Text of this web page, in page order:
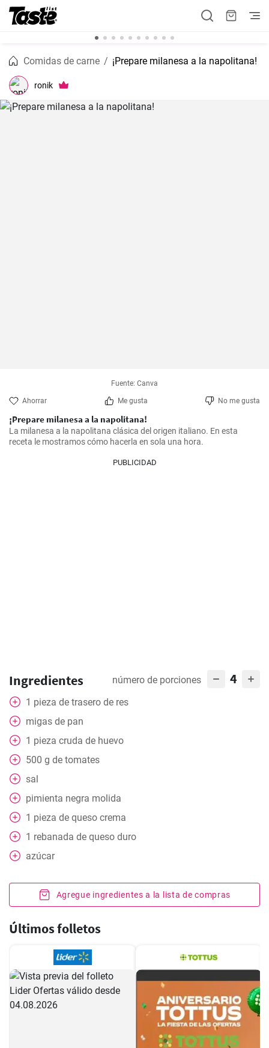
Comidas de carne ¡Prepare milanesa a la napolitana!
ronik
Fuente: Canva
Ahorrar Me gusta No me gusta
¡Prepare milanesa a la napolitana!
La milanesa a la napolitana clásica del origen italiano. En esta
receta le mostramos cómo hacerla en sola una hora.
PUBLICIDAD
Ingredientes número de porciones 4
1 pieza de trasero de res
migas de pan
1 pieza cruda de huevo
500 g de tomates
sal
pimienta negra molida
1 pieza de queso crema
1 rebanada de queso duro
azúcar
Agregue ingredientes a la lista de compras
Últimos folletos